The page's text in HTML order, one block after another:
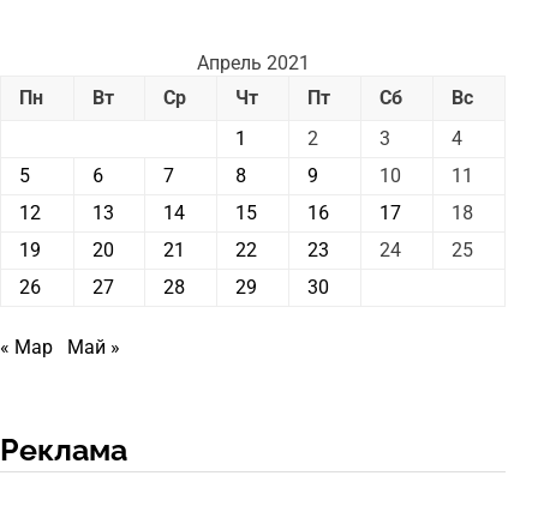
Апрель 2021
Пн
Вт Ср Чт Пт Сб
Вс
1
2 3
4
5
6 7 8 9 10
11
12
13 14 15 16 17
18
19
20 21 22 23 24
25
26
27 28 29 30
« Мар Май »
Реклама